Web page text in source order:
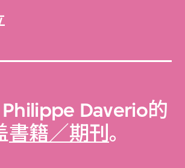
Daverio的
書籍／期刊。